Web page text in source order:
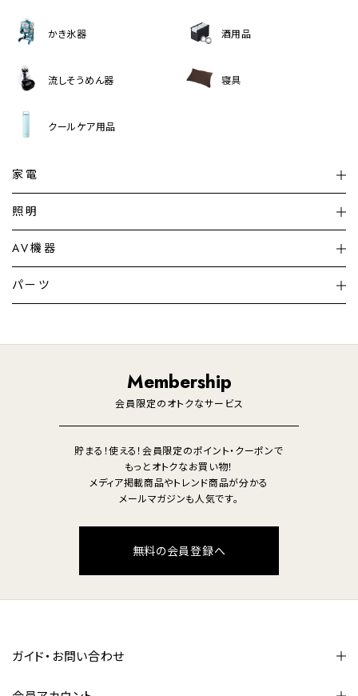
かき氷器 酒用品
流しそうめん器 寝具
クールケア用品
家電
加湿器・空気清浄機
暖房機 掃除機
調理家電 生活家電
照明
シーリングライト
デスクライト
AV機器
テレビ
パーツ
Membership
会員限定のオトクなサービス
貯まる！使える！会員限定のポイント・クーポンで
もっとオトクなお買い物！
メディア掲載商品やトレンド商品が分かる
メールマガジンも人気です。
無料の会員登録へ
ガイド・お問い合わせ